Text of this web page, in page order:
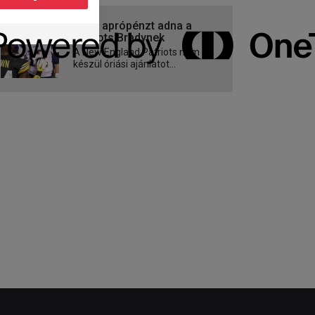
Csak aprópénzt adna a
Patriots Bradynek
A New England Patriots nem
készül óriási ajánlatot...